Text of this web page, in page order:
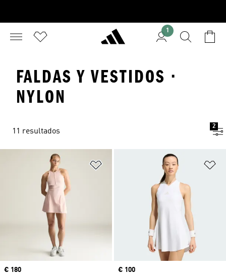
1
FALDAS Y VESTIDOS ·
NYLON
11 resultados
2
Añadir a la lista de deseos
Precio
€ 180
Precio
€ 100